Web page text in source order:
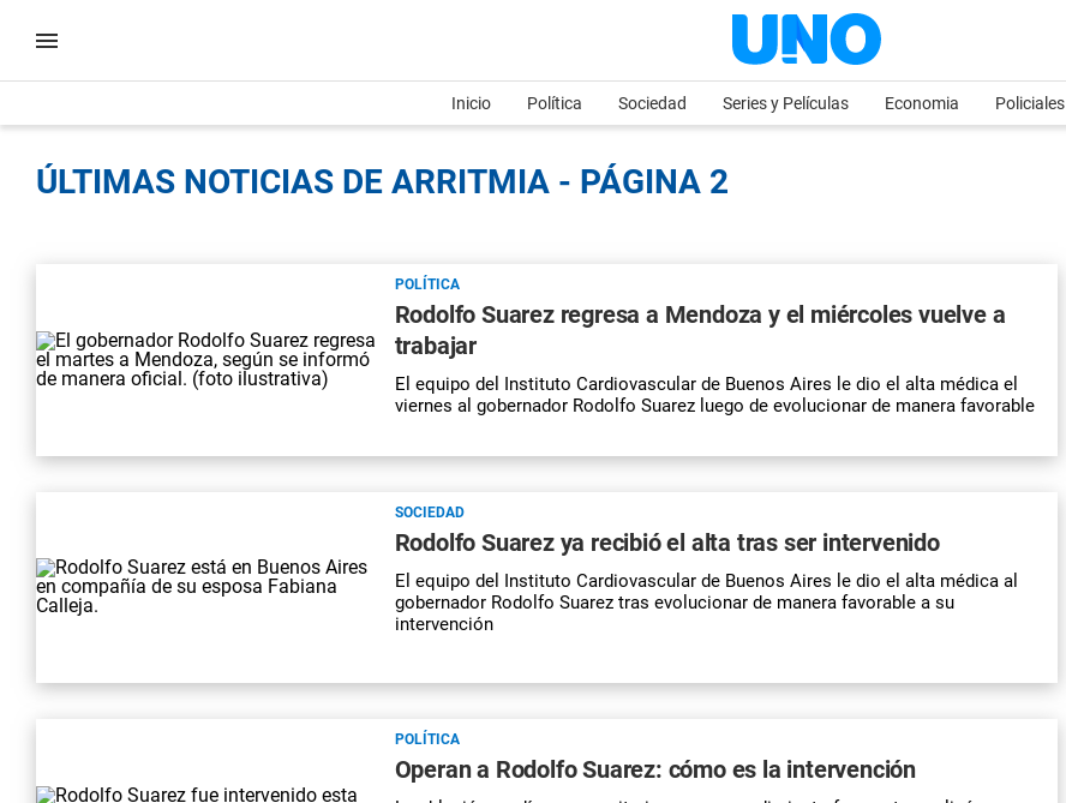
Inicio Política Sociedad Series y Películas Economia Policiales
ÚLTIMAS NOTICIAS DE ARRITMIA - PÁGINA 2
POLÍTICA
Rodolfo Suarez regresa a Mendoza y el miércoles vuelve a
trabajar
El equipo del Instituto Cardiovascular de Buenos Aires le dio el alta médica el
viernes al gobernador Rodolfo Suarez luego de evolucionar de manera favorable
SOCIEDAD
Rodolfo Suarez ya recibió el alta tras ser intervenido
El equipo del Instituto Cardiovascular de Buenos Aires le dio el alta médica al
gobernador Rodolfo Suarez tras evolucionar de manera favorable a su
intervención
POLÍTICA
Operan a Rodolfo Suarez: cómo es la intervención